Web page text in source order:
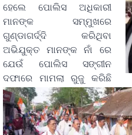
ହେଲେ ପୋଲିସ ଅଧିକାରୀ
ମାନଙ୍କ ସମ୍ମୁଖରେ
ଗୁଣ୍ଡାଗର୍ଦ୍ଦି କରିଥିବା
ଅଭିଯୁକ୍ତ ମାନଙ୍କ ନାଁ ରେ
ଯେଉଁ ପୋଲିସ ସଙ୍ଗୀନ
ଦଫାରେ ମାମଲା ରୁଜୁ କରିଛି